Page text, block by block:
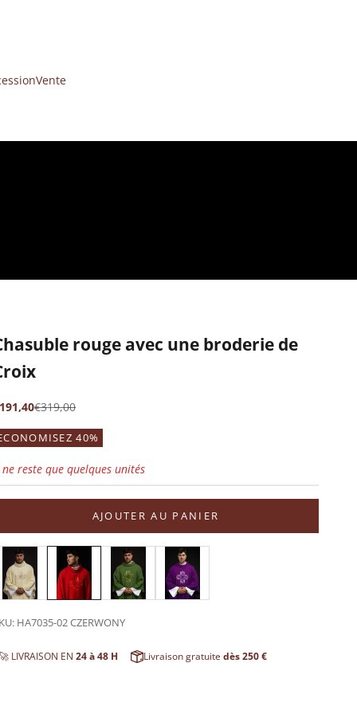
Vente
rouge avec une broderie de
de vente
Prix normal
€319,00
40%
reste que quelques unités
AJOUTER AU PANIER
HA7035-02 CZERWONY
🚀 LIVRAISON EN24 à 48 H Livraison gratuitedès 250 €